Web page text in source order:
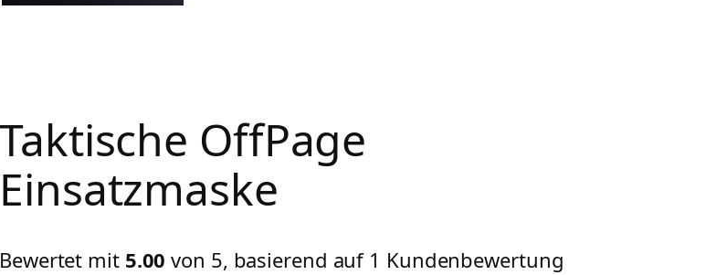
Taktische OffPage
Einsatzmaske
Bewertet mit 5.00 von 5, basierend auf 1 Kundenbewertung